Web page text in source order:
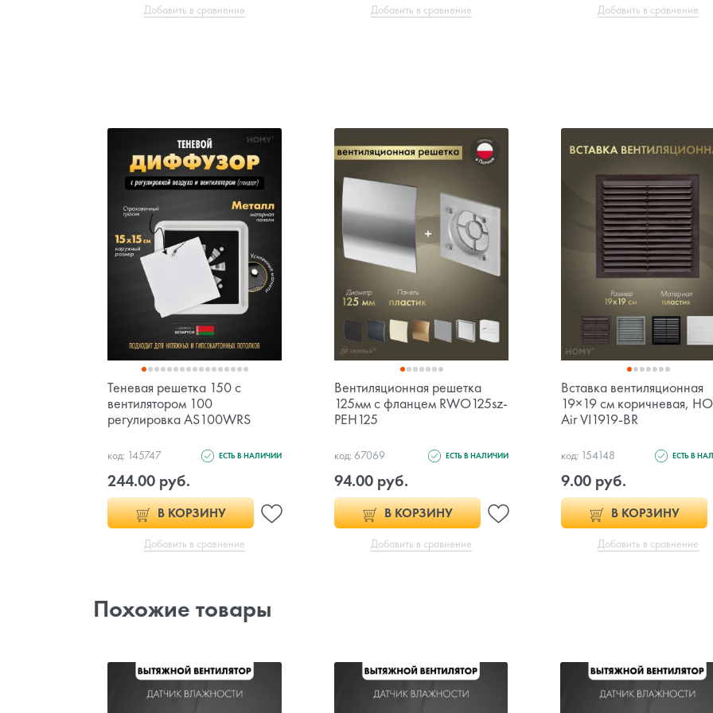
Добавить в сравнение Добавить в сравнение Добавить в сравнение
Теневая решетка 150 с
вентилятором 100
регулировка AS100WRS
код: 145747 ЕСТЬ В НАЛИЧИИ
244.00 руб.
В КОРЗИНУ
Добавить в сравнение
Вентиляционная решетка
125мм с фланцем RWO125sz-
PEH125
код: 67069 ЕСТЬ В НАЛИЧИИ
94.00 руб.
В КОРЗИНУ
Добавить в сравнение
Вставка вентиляционная
19×19 см коричневая,
Air VI1919-BR
код: 154148 ЕСТЬ В
9.00 руб.
В КОРЗИНУ
Добавить в сравнение
Похожие товары